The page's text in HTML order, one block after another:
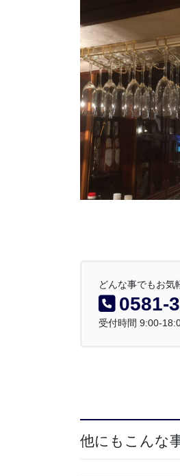
どんな事でもお気
0581-
受付時間 9:00-
他にもこんな